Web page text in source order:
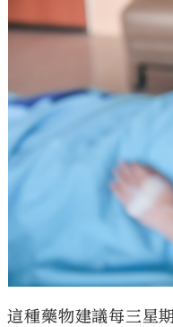
這種藥物建議每三星